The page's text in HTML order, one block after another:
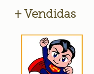
+ Vendidas